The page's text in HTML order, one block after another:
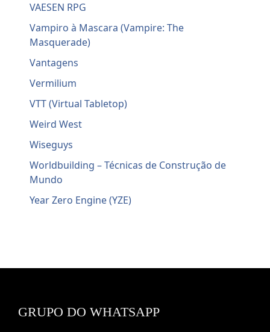
VAESEN RPG
Vampiro à Mascara (Vampire: The
Masquerade)
Vantagens
Vermilium
VTT (Virtual Tabletop)
Weird West
Wiseguys
Worldbuilding – Técnicas de Construção de
Mundo
Year Zero Engine (YZE)
GRUPO DO WHATSAPP